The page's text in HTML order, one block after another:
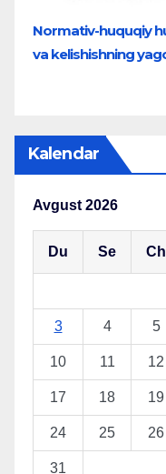
Normativ-huquqiy
va kelishishning
Kalendar
Avgust 2026
Du Se Ch
3 4 5
10 11 12
17 18 19
24 25 26
31